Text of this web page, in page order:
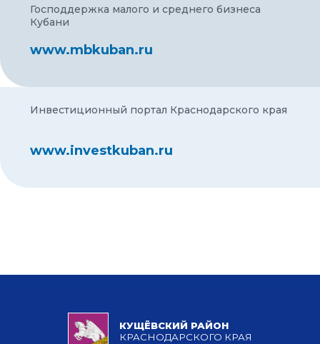
Господдержка малого и среднего бизнеса
Кубани
www.mbkuban.ru
Инвестиционный портал Краснодарского края
www.investkuban.ru
КУЩЁВСКИЙ РАЙОН
КРАСНОДАРСКОГО КРАЯ